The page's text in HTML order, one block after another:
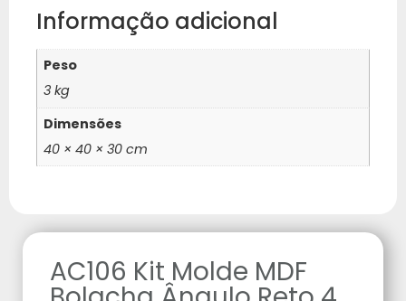
Informação adicional
Peso
3 kg
Dimensões
40 × 40 × 30 cm
AC106 Kit Molde MDF